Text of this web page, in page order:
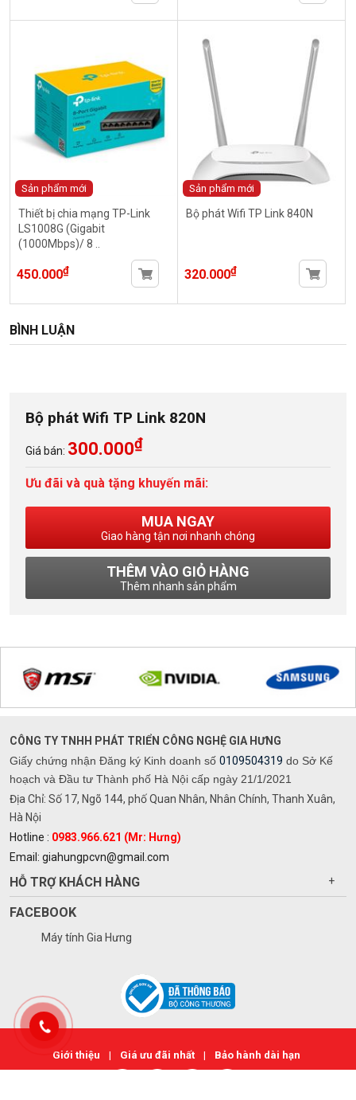
Sản phẩm mới
Thiết bị chia mạng TP-Link
LS1008G (Gigabit
(1000Mbps)/ 8 ..
450.000₫
Sản phẩm mới
Bộ phát Wifi TP Link 840N
320.000₫
BÌNH LUẬN
Bộ phát Wifi TP Link 820N
Giá bán: 300.000₫
Ưu đãi và quà tặng khuyến mãi:
MUA NGAY
Giao hàng tận nơi nhanh chóng
THÊM VÀO GIỎ HÀNG
Thêm nhanh sản phẩm
CÔNG TY TNHH PHÁT TRIỂN CÔNG NGHỆ GIA HƯNG
Giấy chứng nhận Đăng ký Kinh doanh số 0109504319 do Sở Kế
hoạch và Đầu tư Thành phố Hà Nội cấp ngày 21/1/2021
Địa Chỉ: Số 17, Ngõ 144, phố Quan Nhân, Nhân Chính, Thanh Xuân,
Hà Nội
Hotline : 0983.966.621 (Mr: Hưng)
Email: giahungpcvn@gmail.com
HỖ TRỢ KHÁCH HÀNG +
FACEBOOK
Máy tính Gia Hưng
Giới thiệu | Giá ưu đãi nhất | Bảo hành dài hạn